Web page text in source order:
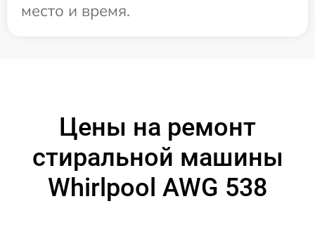
место и время.
Цены на ремонт
стиральной машины
Whirlpool AWG 538